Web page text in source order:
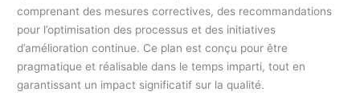
comprenant des mesures correctives, des recommandations
pour l’optimisation des processus et des initiatives
d’amélioration continue. Ce plan est conçu pour être
pragmatique et réalisable dans le temps imparti, tout en
garantissant un impact significatif sur la qualité.